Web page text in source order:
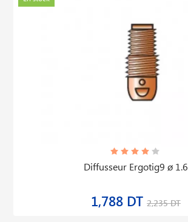
Diffusseur Ergotig9 ø 1.6
1,788 DT 2,235 DT